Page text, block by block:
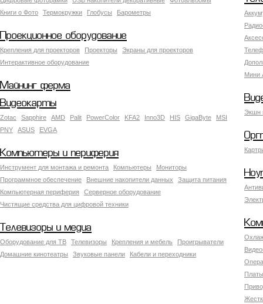
Книги о Фото
Термокружки Глобусы Барометры
Мини
Проекционное оборудование
Крепления для проекторов Проекторы
Экраны для проекторов
Интерактивное оборудование
Майнинг ферма
Экшн
Видеокарты
Zotac Sapphire AMD Palit PowerColor KFA2 Inno3D HIS GigaByte
MSI
PNY
ASUS EVGA
Компьютеры и периферия
Инструмент для монтажа и ремонта Компьютеры
Мониторы
Программное обеспечение
Внешние накопители данных
Защита питания
Компьютерная периферия
Серверное оборудование
Чистящие средства для цифровой техники
Телевизоры и медиа
Оборудование для ТВ Телевизоры Крепления и мебель
Проигрыватели
Домашние кинотеатры
Звуковые панели Кабели и переходники